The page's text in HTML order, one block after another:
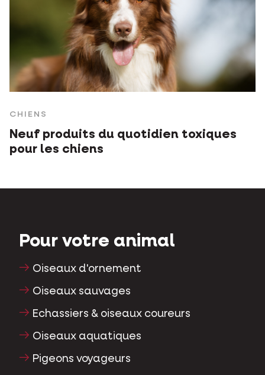
CHIENS
Neuf produits du quotidien toxiques
pour les chiens
Pour votre animal
Oiseaux d'ornement
Oiseaux sauvages
Echassiers & oiseaux coureurs
Oiseaux aquatiques
Pigeons voyageurs